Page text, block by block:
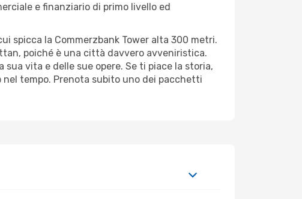
e finanziario di primo livello ed
spicca la Commerzbank Tower alta 300 metri.
poiché è una città davvero avveniristica.
vita e delle sue opere. Se ti piace la storia,
tempo. Prenota subito uno dei pacchetti